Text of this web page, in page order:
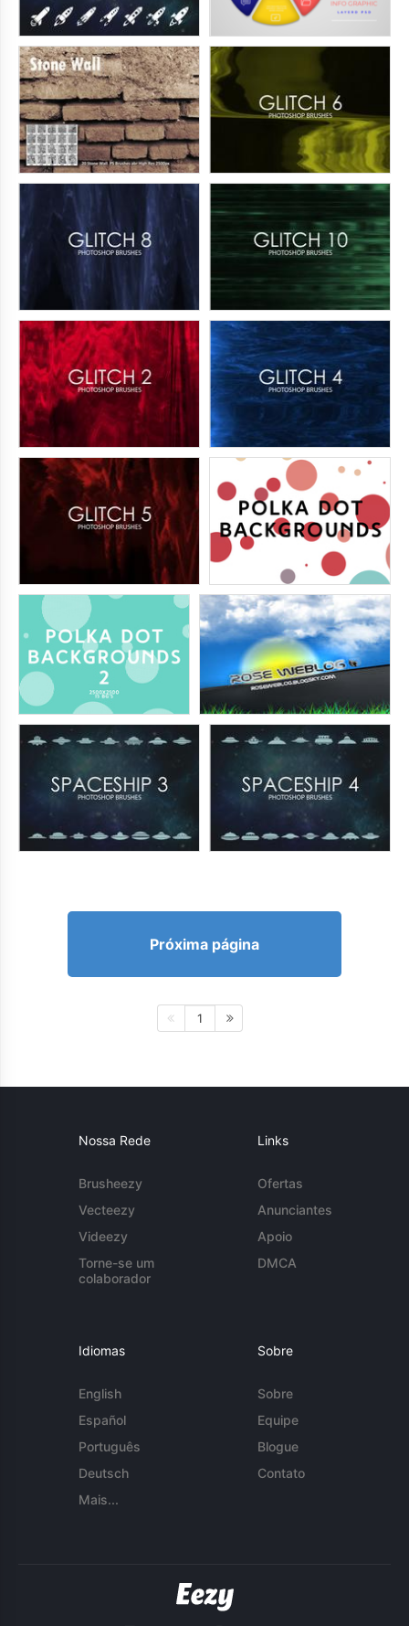
Próxima página
1
Nossa Rede
Brusheezy
Vecteezy
Videezy
Torne-se um
colaborador
Links
Ofertas
Anunciantes
Apoio
DMCA
Idiomas
English
Español
Português
Deutsch
Mais...
Sobre
Sobre
Equipe
Blogue
Contato